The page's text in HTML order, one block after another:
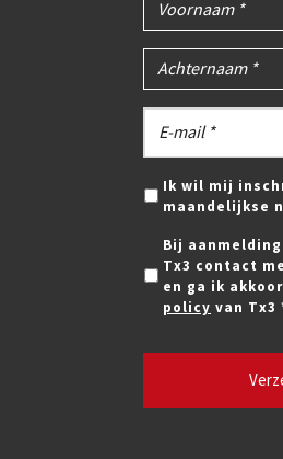
Ik wil mij
maandelijkse
Bij
Tx3 contact
en ga ik
policy van Tx3